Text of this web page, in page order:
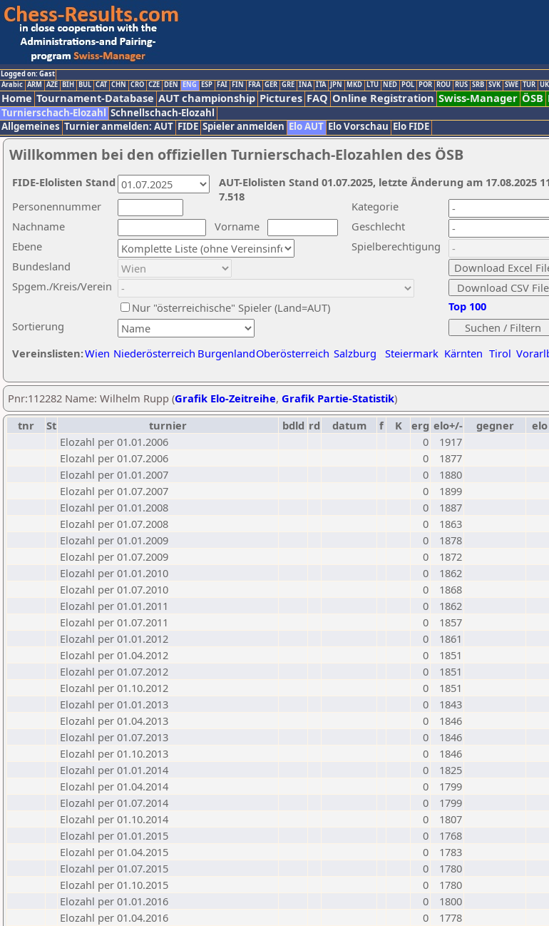
Logged on: Gast
Arabic ARM AZE BIH BUL CAT CHN CRO CZE DEN ENG ESP FAI FIN FRA GER GRE INA ITA JPN MKD LTU NED POL POR ROU RUS SRB SVK SWE TUR
Home Tournament-Database AUT championship Pictures FAQ Online Registration Swiss-Manager ÖSB
Turnierschach-Elozahl Schnellschach-Elozahl
Allgemeines Turnier anmelden: AUT FIDE Spieler anmelden Elo AUT Elo Vorschau Elo FIDE
Willkommen bei den offiziellen Turnierschach-Elozahlen des ÖSB
Nachname
Vorname
Ebene
Kategorie
Sortierung
Personennummer
Bundesland
Spgem./Kreis/Verein
Geschlecht
Nur "österreichische" Spieler (Land=AUT)
Spielberechtigung
Vereinslisten:Wien Niederösterreich BurgenlandOberösterreich Salzburg Steiermark Kärnten Tirol
Top 100
AUT-Elolisten Stand 01.07.2025, letzte Änderung am 17.08.2025
7.518
FIDE-Elolisten Stand
Pnr:112282 Name: Wilhelm Rupp (Grafik Elo-Zeitreihe, Grafik Partie-Statistik)
tnr
St turnier bdld rd datum f K erg elo+/- gegner elo
Elozahl per 01.01.2006
0
1917
Elozahl per 01.07.2006
0
1877
Elozahl per 01.01.2007
0
1880
Elozahl per 01.07.2007
0
1899
Elozahl per 01.01.2008
0
1887
Elozahl per 01.07.2008
0
1863
Elozahl per 01.01.2009
0
1878
Elozahl per 01.07.2009
0
1872
Elozahl per 01.01.2010
0
1862
Elozahl per 01.07.2010
0
1868
Elozahl per 01.01.2011
0
1862
Elozahl per 01.07.2011
0
1857
Elozahl per 01.01.2012
0
1861
Elozahl per 01.04.2012
0
1851
Elozahl per 01.07.2012
0
1851
Elozahl per 01.10.2012
0
1851
Elozahl per 01.01.2013
0
1843
Elozahl per 01.04.2013
0
1846
Elozahl per 01.07.2013
0
1846
Elozahl per 01.10.2013
0
1846
Elozahl per 01.01.2014
0
1825
Elozahl per 01.04.2014
0
1799
Elozahl per 01.07.2014
0
1799
Elozahl per 01.10.2014
0
1807
Elozahl per 01.01.2015
0
1768
Elozahl per 01.04.2015
0
1783
Elozahl per 01.07.2015
0
1780
Elozahl per 01.10.2015
0
1780
Elozahl per 01.01.2016
0
1800
Elozahl per 01.04.2016
0
1778